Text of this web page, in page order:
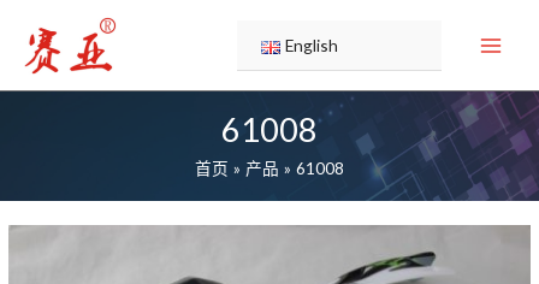
容
English
61008
首页 产品 61008